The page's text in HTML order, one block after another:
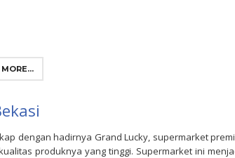
MORE...
dengan hadirnya Grand Lucky, supermarket
produknya yang tinggi. Supermarket ini